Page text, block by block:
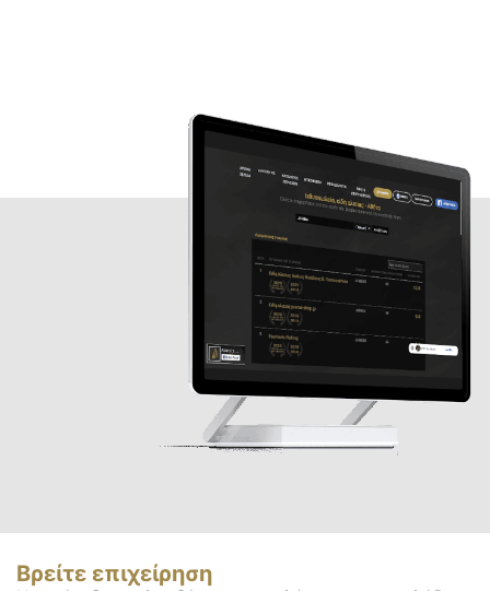
Βρείτε επιχείρηση